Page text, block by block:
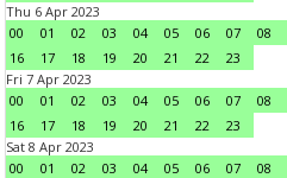
Thu 6 Apr 2023
00
01 02 03 04 05 06 07 08
16
17 18 19 20 21 22
23
Fri 7 Apr 2023
00
01 02 03 04 05 06 07 08
16
17 18 19 20 21 22
23
Sat 8 Apr 2023
00
01 02 03 04 05 06 07 08